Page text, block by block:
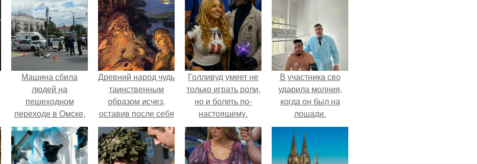
Машина сбила
людей на
пешеходном
переходе в Омске,
пострадали 8
человек.
Древний народ чудь
таинственным
образом исчез,
оставив после себя
топонимы и клады.
Голливуд умеет не
только играть роли,
но и болеть по-
настоящему.
В участника сво
ударила молния,
когда он был на
лошади.